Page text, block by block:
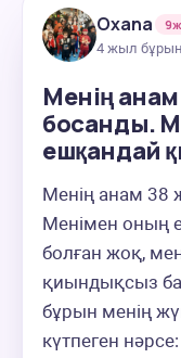
Oxana
4 жыл бұрын
Менің
босанды.
ешқандай
Менің анам 38
Менімен оның
болған жоқ,
қиындықсыз
бұрын менің
күтпеген